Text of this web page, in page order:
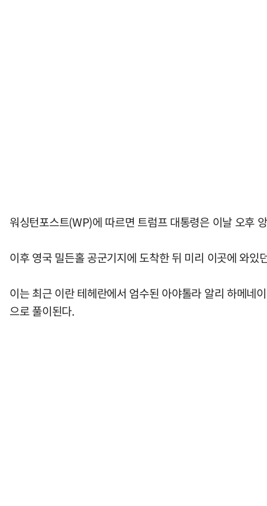
워싱턴포스트(WP)에 따르면 트럼프 대통령은 이날 오후
이후 영국 밀든홀 공군기지에 도착한 뒤 미리 이곳에 와
이는 최근 이란 테헤란에서 엄수된 아야톨라 알리 하메
으로 풀이된다.